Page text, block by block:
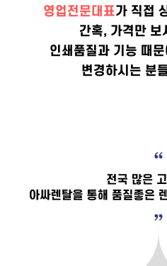
영업전문대표가 직접
간혹, 가격만 보
인쇄품질과 기능 때
변경하시는 분